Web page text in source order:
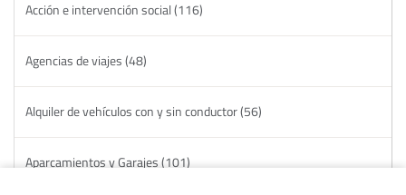
Acción e intervención social (116)
Agencias de viajes (48)
Alquiler de vehículos con y sin conductor (56)
Aparcamientos y Garajes (101)